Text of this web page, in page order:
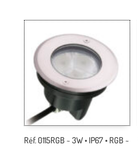
Réf. 0115RGB ~ 3W • IP67 • RGB ~